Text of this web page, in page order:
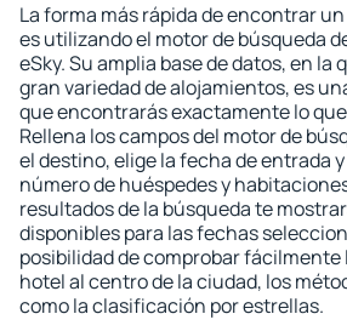
La forma más rápida de encontrar
es utilizando el motor de búsqueda
eSky. Su amplia base de datos, en la
gran variedad de alojamientos, es
que encontrarás exactamente lo
Rellena los campos del motor de
el destino, elige la fecha de entrada
número de huéspedes y
resultados de la búsqueda te
disponibles para las fechas
posibilidad de comprobar fácilmente
hotel al centro de la ciudad, los
como la clasificación por estrellas.